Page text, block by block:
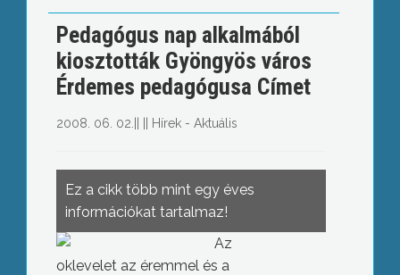
Pedagógus nap alkalmából
kiosztották Gyöngyös város
Érdemes pedagógusa Címet
2008. 06. 02. Hírek - Aktuális
Ez a cikk több mint egy éves
információkat tartalmaz!
Az
oklevelet az éremmel és a